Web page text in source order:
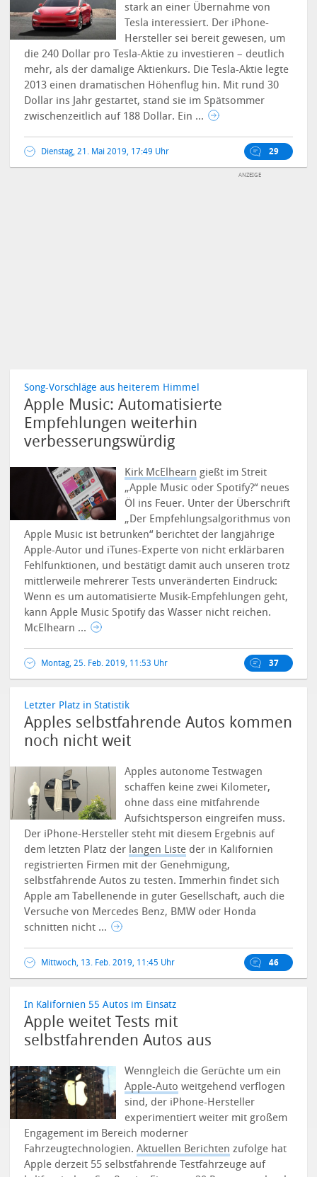
stark an einer Übernahme von
Tesla interessiert. Der iPhone-
Hersteller sei bereit gewesen, um
die 240 Dollar pro Tesla-Aktie zu investieren – deutlich
mehr, als der damalige Aktienkurs. Die Tesla-Aktie legte
2013 einen dramatischen Höhenflug hin. Mit rund 30
Dollar ins Jahr gestartet, stand sie im Spätsommer
zwischenzeitlich auf 188 Dollar. Ein ...
Dienstag, 21. Mai 2019, 17:49 Uhr 29
Song-Vorschläge aus heiterem Himmel
Apple Music: Automatisierte
Empfehlungen weiterhin
verbesserungswürdig
Kirk McElhearn gießt im Streit
„Apple Music oder Spotify?“ neues
Öl ins Feuer. Unter der Überschrift
„Der Empfehlungsalgorithmus von
Apple Music ist betrunken“ berichtet der langjährige
Apple-Autor und iTunes-Experte von nicht erklärbaren
Fehlfunktionen, und bestätigt damit auch unseren trotz
mittlerweile mehrerer Tests unveränderten Eindruck:
Wenn es um automatisierte Musik-Empfehlungen geht,
kann Apple Music Spotify das Wasser nicht reichen.
McElhearn ...
Montag, 25. Feb. 2019, 11:53 Uhr 37
Letzter Platz in Statistik
Apples selbstfahrende Autos kommen
noch nicht weit
Apples autonome Testwagen
schaffen keine zwei Kilometer,
ohne dass eine mitfahrende
Aufsichtsperson eingreifen muss.
Der iPhone-Hersteller steht mit diesem Ergebnis auf
dem letzten Platz der langen Liste der in Kalifornien
registrierten Firmen mit der Genehmigung,
selbstfahrende Autos zu testen. Immerhin findet sich
Apple am Tabellenende in guter Gesellschaft, auch die
Versuche von Mercedes Benz, BMW oder Honda
schnitten nicht ...
Mittwoch, 13. Feb. 2019, 11:45 Uhr 46
In Kalifornien 55 Autos im Einsatz
Apple weitet Tests mit
selbstfahrenden Autos aus
Wenngleich die Gerüchte um ein
Apple-Auto weitgehend verflogen
sind, der iPhone-Hersteller
experimentiert weiter mit großem
Engagement im Bereich moderner
Fahrzeugtechnologien.Aktuellen Berichten zufolge hat
Apple derzeit 55 selbstfahrende Testfahrzeuge auf